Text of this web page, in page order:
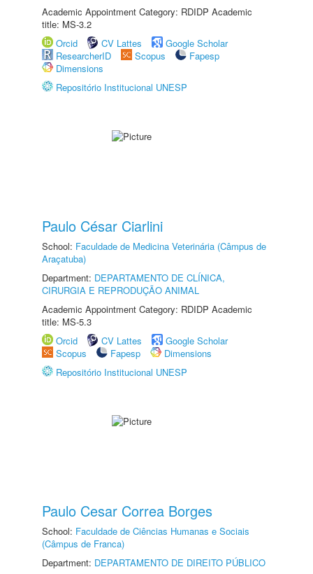
Academic Appointment Category: RDIDP Academic
title: MS-3.2
Orcid
CV Lattes
Google Scholar
ResearcherID
Scopus
Fapesp
Dimensions
Repositório Institucional UNESP
Paulo César Ciarlini
School: Faculdade de Medicina Veterinária (Câmpus de
Araçatuba)
Department: DEPARTAMENTO DE CLÍNICA,
CIRURGIA E REPRODUÇÃO ANIMAL
Academic Appointment Category: RDIDP Academic
title: MS-5.3
Orcid
CV Lattes
Google Scholar
Scopus
Fapesp
Dimensions
Repositório Institucional UNESP
Paulo Cesar Correa Borges
School: Faculdade de Ciências Humanas e Sociais
(Câmpus de Franca)
Department: DEPARTAMENTO DE DIREITO PÚBLICO